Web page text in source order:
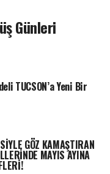
Günleri
TUCSON’a Yeni Bir
GÖZ KAMAŞTIRAN
MAYIS AYINA